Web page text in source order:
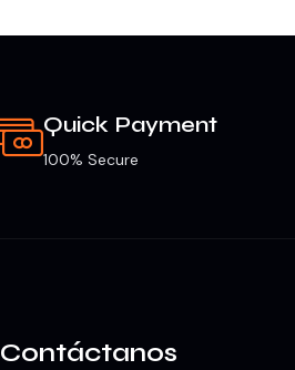
Quick Payment
100% Secure
Contáctanos